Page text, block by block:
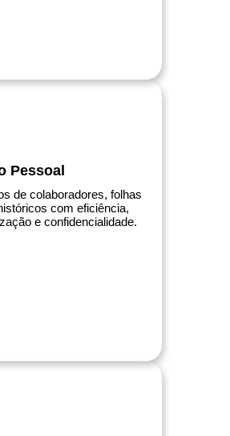
Pessoal
de colaboradores, folhas
com eficiência,
e confidencialidade.